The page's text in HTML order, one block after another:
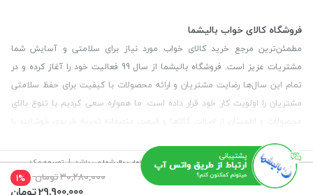
30,280,000تومان 1%
فروشگاه کالای خواب بالیشما
مطمئن‌ترین مرجع خرید کالای خواب مورد نیاز برای سلامتی و آسایش شما
مشتریات عزیز است. فروشگاه بالیشما از سال 99 فعالیت خود را آغاز کرده و در
تمام این سال‌ها رضایت مشتریان و ارائه محصولات با کیفیت برای حفظ سلامتی
مشتریان را اولویت کار خود قرار داده است. ما همواره سعی کردیم با تنوع بالای
محصولات و اطمینان از اصالت کالاها و قیمت منصفانه تجربه خریدی خوشایند را
می‌توانیدبا شماره مشاور در تماس باشید.
© تمامی حقوق این سایت متعلق بهفروشگاه کالای خواب بالیشمامی باشد. | توسعه و کد
نویسی: سپکام سیستمطراحی و اجرا:آژانس دیجیتال مارکتینگ سپتا